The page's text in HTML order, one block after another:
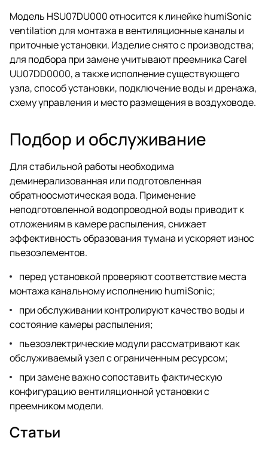
Модель HSU07DU000 относится к линейке humiSonic
ventilation для монтажа в вентиляционные каналы и
приточные установки. Изделие снято с производства;
для подбора при замене учитывают преемника Carel
UU07DD0000, а также исполнение существующего
узла, способ установки, подключение воды и дренажа,
схему управления и место размещения в воздуховоде.
Подбор и обслуживание
Для стабильной работы необходима
деминерализованная или подготовленная
обратноосмотическая вода. Применение
неподготовленной водопроводной воды приводит к
отложениям в камере распыления, снижает
эффективность образования тумана и ускоряет износ
пьезоэлементов.
перед установкой проверяют соответствие места
монтажа канальному исполнению humiSonic;
при обслуживании контролируют качество воды и
состояние камеры распыления;
пьезоэлектрические модули рассматривают как
обслуживаемый узел с ограниченным ресурсом;
при замене важно сопоставить фактическую
конфигурацию вентиляционной установки с
преемником модели.
Статьи